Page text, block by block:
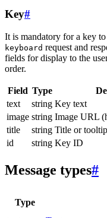
Key#
It is mandatory for a key
keyboard request and
fields for display to the
order.
Field Type
text
string Key text
image string Image URL
title
string Title or
id
string Key ID
Message types#
Type